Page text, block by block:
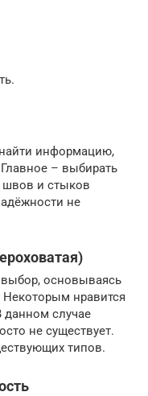
информацию,
– выбирать
швов и стыков
не
основываясь
Некоторым нравится
данном случае
не существует.
типов.